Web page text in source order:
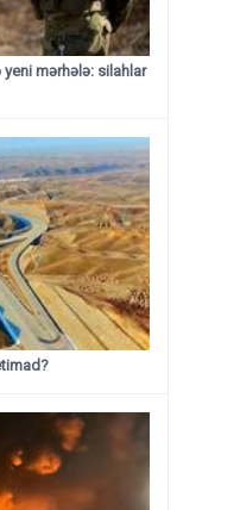
mərhələ: silahlar